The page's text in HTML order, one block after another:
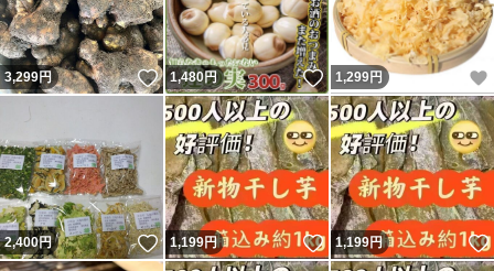
3,299円 いいね！
1,480円 いいね！
1,299円
2,400円 いいね！
1,199円 いいね！
1,199円